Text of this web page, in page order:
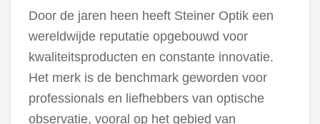
Door de jaren heen heeft Steiner Optik een
wereldwijde reputatie opgebouwd voor
kwaliteitsproducten en constante innovatie.
Het merk is de benchmark geworden voor
professionals en liefhebbers van optische
observatie, vooral op het gebied van